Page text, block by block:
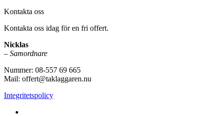
Kontakta oss
Kontakta oss idag för en fri offert.
Nicklas
– Samordnare
Nummer: 08-557 69 665
Mail: offert@taklaggaren.nu
Integritetspolicy